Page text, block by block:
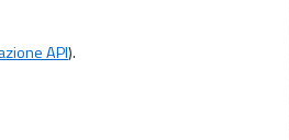
API).